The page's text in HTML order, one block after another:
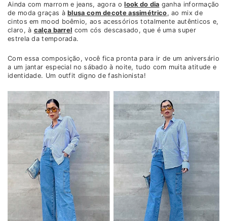
Ainda com marrom e jeans, agora olook do dia ganha informação
de moda graças àblusa com decote assimétrico, ao mix de
cintos em mood boêmio, aos acessórios totalmente autênticos e,
claro, à calça barrel com cós descasado, que é uma super
estrela da temporada.
Com essa composição, você fica pronta para ir de um aniversário
a um jantar especial no sábado à noite, tudo com muita atitude e
identidade. Um outfit digno de fashionista!